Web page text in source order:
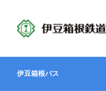
伊豆箱根バス